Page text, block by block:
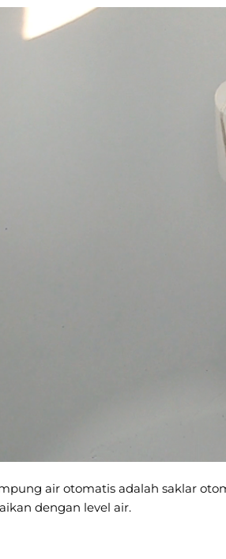
air otomatis adalah saklar
dengan level air.